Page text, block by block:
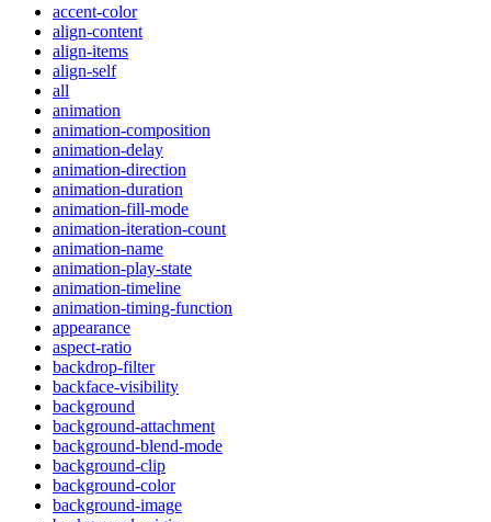
accent-color
align-content
align-items
align-self
all
animation
animation-composition
animation-delay
animation-direction
animation-duration
animation-fill-mode
animation-iteration-count
animation-name
animation-play-state
animation-timeline
animation-timing-function
appearance
aspect-ratio
backdrop-filter
backface-visibility
background
background-attachment
background-blend-mode
background-clip
background-color
background-image